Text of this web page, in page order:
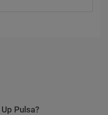
Pulsa?